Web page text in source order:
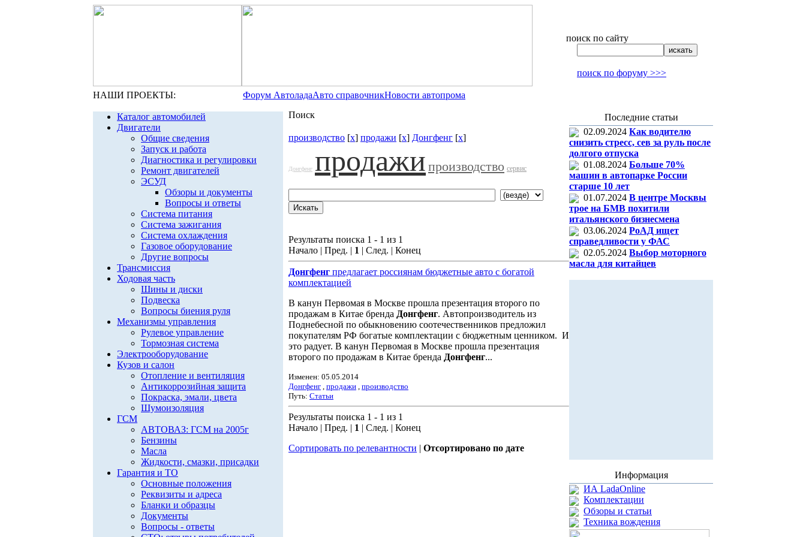
поиск по сайту
поиск по форуму >>>
НАШИ ПРОЕКТЫ: Форум АвтоладаАвто справочникНовости автопрома
Каталог автомобилей
Двигатели
Общие сведения
Запуск и работа
Диагностика и регулировки
Ремонт двигателей
ЭСУД
Обзоры и документы
Вопросы и ответы
Система питания
Система зажигания
Система охлаждения
Газовое оборудование
Другие вопросы
Трансмиссия
Ходовая часть
Шины и диски
Подвеска
Вопросы биения руля
Механизмы управления
Рулевое управление
Тормозная система
Электрооборудование
Кузов и салон
Отопление и вентиляция
Антикоррозийная защита
Покраска, эмали, цвета
Шумоизоляция
ГСМ
АВТОВАЗ: ГСМ на 2005г
Бензины
Масла
Жидкости, смазки, присадки
Гарантия и ТО
Основные положения
Реквизиты и адреса
Бланки и образцы
Документы
Вопросы - ответы
Поиск
производство [x] продажи [x] Донгфенг [x]
Донгфенг продажи производство сервис
Результаты поиска 1 - 1 из 1
Начало | Пред. | 1 | След. | Конец
Донгфенг предлагает россиянам бюджетные авто с богатой
комплектацией
В канун Первомая в Москве прошла презентация второго по
продажам в Китае бренда Донгфенг. Автопроизводитель из
Поднебесной по обыкновению соотечественников предложил
покупателям РФ богатые комплектации с бюджетным ценником. И
это радует. В канун Первомая в Москве прошла презентация
второго по продажам в Китае бренда Донгфенг...
Изменен: 05.05.2014
Донгфенг , продажи , производство
Путь: Статьи
Результаты поиска 1 - 1 из 1
Начало | Пред. | 1 | След. | Конец
Сортировать по релевантности | Отсортировано по дате
Последние статьи
02.09.2024 Как водителю
снизить стресс, сев за руль после
долгого отпуска
01.08.2024 Больше 70%
машин в автопарке России
старше 10 лет
01.07.2024 В центре Москвы
трое на БМВ похитили
итальянского бизнесмена
03.06.2024 РоАД ищет
справедливости у ФАС
02.05.2024 Выбор моторного
масла для китайцев
Информация
ИА LadaOnline
Комплектации
Обзоры и статьи
Техника вождения